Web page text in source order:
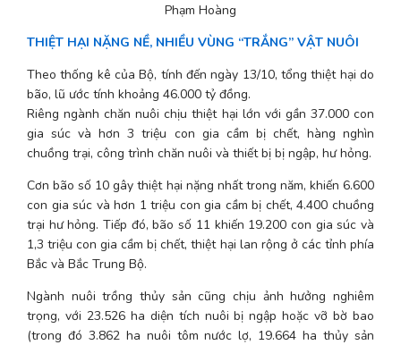
Phạm Hoàng
THIỆT HẠI NẶNG NỀ, NHIỀU VÙNG “TRẮNG” VẬT NUÔI
Theo thống kê của Bộ, tính đến ngày 13/10, tổng thiệt hại do
bão, lũ ước tính khoảng 46.000 tỷ đồng.
Riêng ngành chăn nuôi chịu thiệt hại lớn với gần 37.000 con
gia súc và hơn 3 triệu con gia cầm bị chết, hàng nghìn
chuồng trại, công trình chăn nuôi và thiết bị bị ngập, hư hỏng.
Cơn bão số 10 gây thiệt hại nặng nhất trong năm, khiến 6.600
con gia súc và hơn 1 triệu con gia cầm bị chết, 4.400 chuồng
trại hư hỏng. Tiếp đó, bão số 11 khiến 19.200 con gia súc và
1,3 triệu con gia cầm bị chết, thiệt hại lan rộng ở các tỉnh phía
Bắc và Bắc Trung Bộ.
Ngành nuôi trồng thủy sản cũng chịu ảnh hưởng nghiêm
trọng, với 23.526 ha diện tích nuôi bị ngập hoặc vỡ bờ bao
(trong đó 3.862 ha nuôi tôm nước lợ, 19.664 ha thủy sản